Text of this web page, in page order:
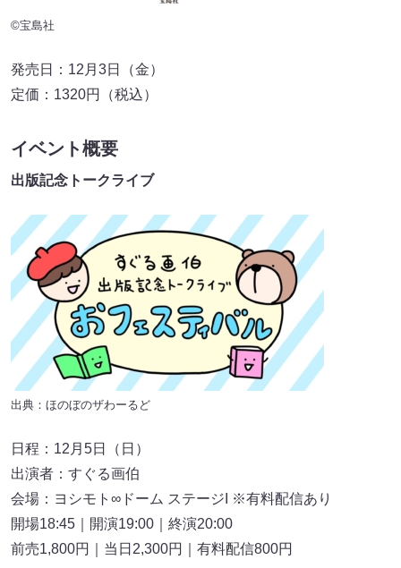
©宝島社
発売日：12月3日（金）
定価：1320円（税込）
イベント概要
出版記念トークライブ
出典：ほのぼのザわーるど
日程：12月5日（日）
出演者：すぐる画伯
会場：ヨシモト∞ドーム ステージI ※有料配信あり
開場18:45｜開演19:00｜終演20:00
前売1,800円｜当日2,300円｜有料配信800円